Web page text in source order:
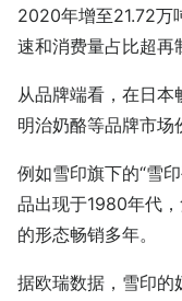
2020年增至21.72万
速和消费量占比超再
从品牌端看，在日本
明治奶酪等品牌市场
例如雪印旗下的“雪
品出现于1980年代
的形态畅销多年。
据欧瑞数据，雪印的